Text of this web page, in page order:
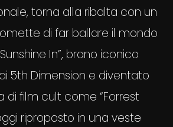
torna alla ribalta con un
di far ballare il mondo
In”, brano iconico
5th Dimension e diventato
di film cult come “Forrest
riproposto in una veste